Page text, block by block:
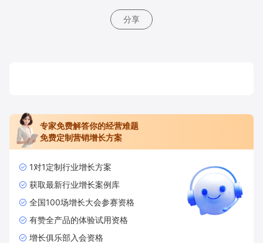
分享
专家免费解答你的经营难题
免费定制营销增长方案
1对1定制行业增长方案
获取最新行业增长案例库
全国100场增长大会参赛资格
有赞全产品的体验试用资格
增长俱乐部入会资格